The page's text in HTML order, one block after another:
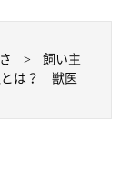
んからボールを
とでしょう。
飼い主
とは？ 獣医